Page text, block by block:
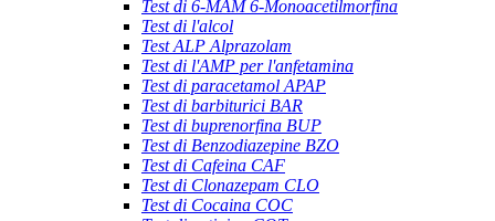
Test di 6-MAM 6-Monoacetilmorfina
Test di l'alcol
Test ALP Alprazolam
Test di l'AMP per l'anfetamina
Test di paracetamol APAP
Test di barbiturici BAR
Test di buprenorfina BUP
Test di Benzodiazepine BZO
Test di Cafeina CAF
Test di Clonazepam CLO
Test di Cocaina COC